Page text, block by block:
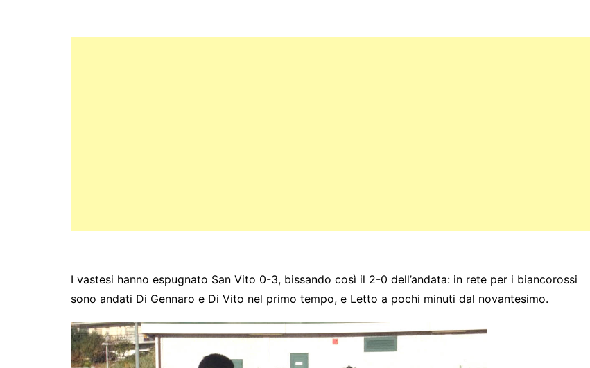
I vastesi hanno espugnato San Vito 0-3, bissando così il 2-0 dell’andata: in rete per i biancorossi
sono andati Di Gennaro e Di Vito nel primo tempo, e Letto a pochi minuti dal novantesimo.